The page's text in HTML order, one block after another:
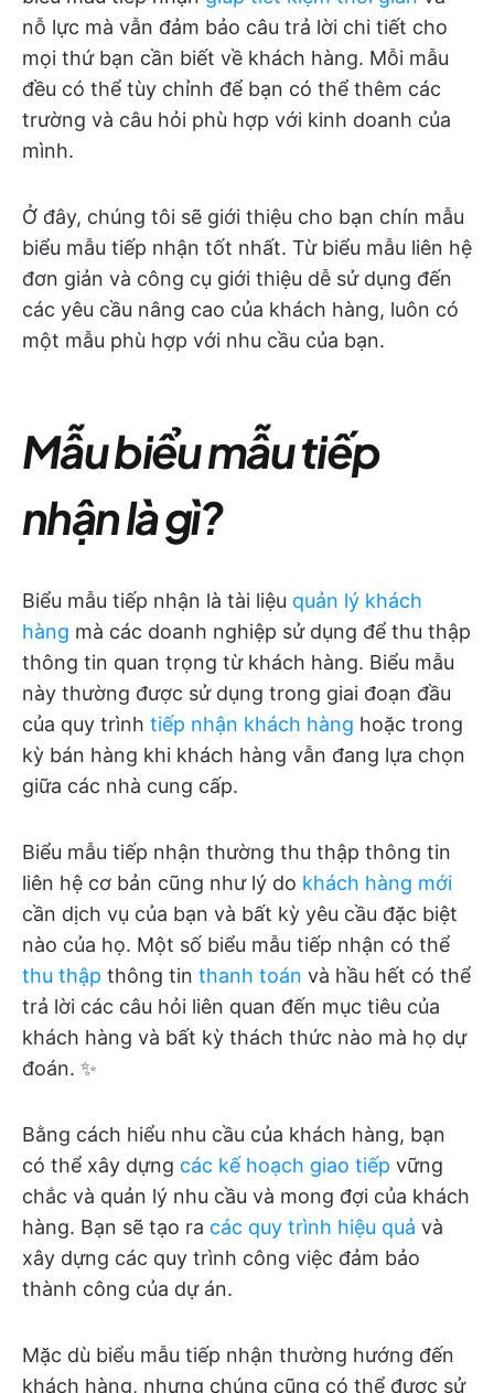
nỗ lực mà vẫn đảm bảo câu trả lời chi tiết cho
mọi thứ bạn cần biết về khách hàng. Mỗi mẫu
đều có thể tùy chỉnh để bạn có thể thêm các
trường và câu hỏi phù hợp với kinh doanh của
mình.
Ở đây, chúng tôi sẽ giới thiệu cho bạn chín mẫu
biểu mẫu tiếp nhận tốt nhất. Từ biểu mẫu liên hệ
đơn giản và công cụ giới thiệu dễ sử dụng đến
các yêu cầu nâng cao của khách hàng, luôn có
một mẫu phù hợp với nhu cầu của bạn.
Mẫu biểu mẫu tiếp
nhận là gì?
Biểu mẫu tiếp nhận là tài liệu quản lý khách
hàng mà các doanh nghiệp sử dụng để thu thập
thông tin quan trọng từ khách hàng. Biểu mẫu
này thường được sử dụng trong giai đoạn đầu
của quy trình tiếp nhận khách hàng hoặc trong
kỳ bán hàng khi khách hàng vẫn đang lựa chọn
giữa các nhà cung cấp.
Biểu mẫu tiếp nhận thường thu thập thông tin
liên hệ cơ bản cũng như lý do khách hàng mới
cần dịch vụ của bạn và bất kỳ yêu cầu đặc biệt
nào của họ. Một số biểu mẫu tiếp nhận có thể
thu thập thông tin thanh toán và hầu hết có thể
trả lời các câu hỏi liên quan đến mục tiêu của
khách hàng và bất kỳ thách thức nào mà họ dự
đoán. ✨
Bằng cách hiểu nhu cầu của khách hàng, bạn
có thể xây dựng các kế hoạch giao tiếp vững
chắc và quản lý nhu cầu và mong đợi của khách
hàng. Bạn sẽ tạo ra các quy trình hiệu quả và
xây dựng các quy trình công việc đảm bảo
thành công của dự án.
Mặc dù biểu mẫu tiếp nhận thường hướng đến
khách hàng, nhưng chúng cũng có thể được sử